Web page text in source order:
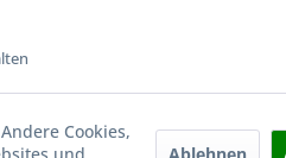
Cookies,
Ablehnen